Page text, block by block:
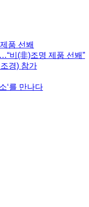
품 선봬
비(非)조명 제품 선봬”
경) 참가
‘를 만나다